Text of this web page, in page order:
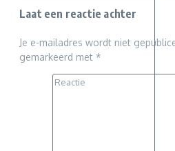
Laat een reactie achter
Je e-mailadres wordt niet
gemarkeerd met *